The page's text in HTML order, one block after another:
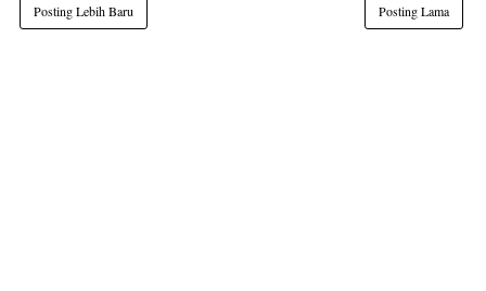
Posting Lebih Baru Posting Lama